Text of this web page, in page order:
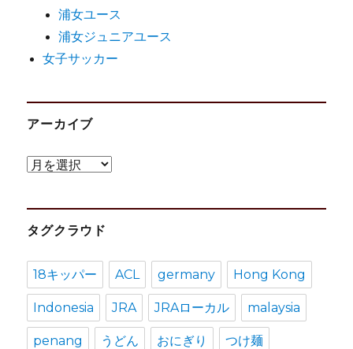
浦女ユース
浦女ジュニアユース
女子サッカー
アーカイブ
ア
カ
イ
タグクラウド
18キッパー ACL germany Hong Kong
Indonesia JRA JRAローカル malaysia
penang うどん おにぎり つけ麺